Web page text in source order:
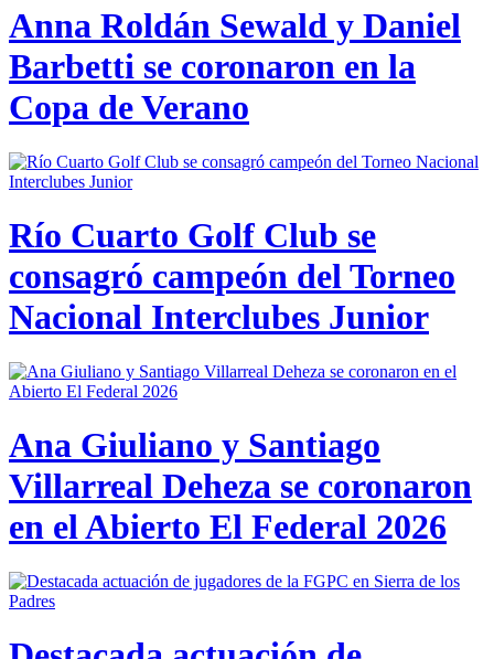
Anna Roldán Sewald y Daniel
Barbetti se coronaron en la
Copa de Verano
Río Cuarto Golf Club se
consagró campeón del Torneo
Nacional Interclubes Junior
Ana Giuliano y Santiago
Villarreal Deheza se coronaron
en el Abierto El Federal 2026